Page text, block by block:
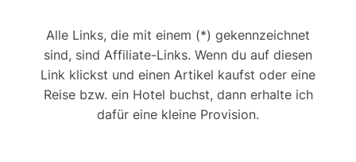
Alle Links, die mit einem (*) gekennzeichnet
sind, sind Affiliate-Links. Wenn du auf diesen
Link klickst und einen Artikel kaufst oder eine
Reise bzw. ein Hotel buchst, dann erhalte ich
dafür eine kleine Provision.